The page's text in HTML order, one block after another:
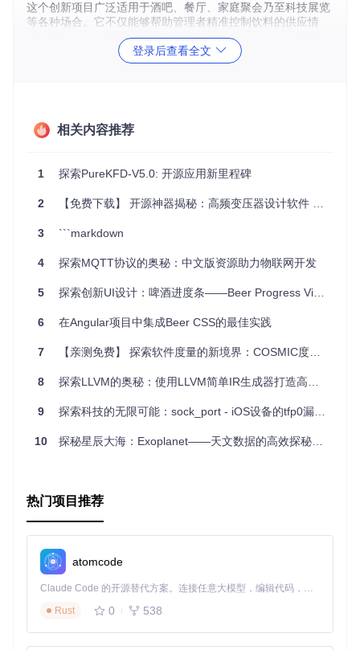
这个创新项目广泛适用于酒吧、餐厅、家庭聚会乃至科技展览
等各种场合。它不仅能够帮助管理者精准控制饮料的供应情
况，还可以作为互动娱乐的一部分，让顾客通过实时数据了解
啤酒的状态，增添乐趣。
实时监控。
性化定制。
易部署：提供了详细的步骤指导，从硬件配置到软件设
置，一键式安装，方便快捷。
出色，信息一目了然。
全。
总之，Simple Beer Service v5.0是一个集技术、创新与实用
试并从中受益。现在就加入，让科技为你的生活或业务注入新
登录后查看全文
相关内容推荐
1 探索PureKFD-V5.0: 开源应用新里程碑
2 【免费下载】 开源神器揭秘：高频变压器设计软件 SMPS Cal V5.0
3 ```markdown
4 探索MQTT协议的奥秘：中文版资源助力物联网开发
5 探索创新UI设计：啤酒进度条——Beer Progress View
6 在Angular项目中集成Beer CSS的最佳实践
7 【亲测免费】 探索软件度量的新境界：COSMIC度量手册V5.0
8 探索LLVM的奥秘：使用LLVM简单IR生成器打造高效编码体验
9 探索科技的无限可能：sock_port - iOS设备的tfp0漏洞利用神器
10 探秘星辰大海：Exoplanet——天文数据的高效探秘工具
热门项目推荐
atomcode
Claude Code 的开源替代方案。连接任意大模型，编辑代码，运行命令，自动验证 — 全自动执行。用 Rust 构建，极致性能。 ｜ An open-source alternative to Claude Code. Connect any LLM, edit code, run commands, and verify changes — autonomously. Built in Rust for speed. Get Started
Rust
0 538